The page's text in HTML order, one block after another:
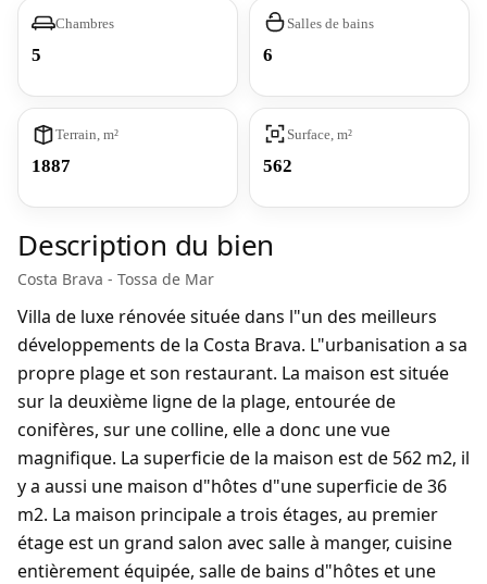
Chambres
5
Salles de bains
6
Terrain, m²
1887
Surface, m²
562
Description du bien
Costa Brava - Tossa de Mar
Villa de luxe rénovée située dans l"un des meilleurs
développements de la Costa Brava. L"urbanisation a sa
propre plage et son restaurant. La maison est située
sur la deuxième ligne de la plage, entourée de
conifères, sur une colline, elle a donc une vue
magnifique. La superficie de la maison est de 562 m2, il
y a aussi une maison d"hôtes d"une superficie de 36
m2. La maison principale a trois étages, au premier
étage est un grand salon avec salle à manger, cuisine
entièrement équipée, salle de bains d"hôtes et une